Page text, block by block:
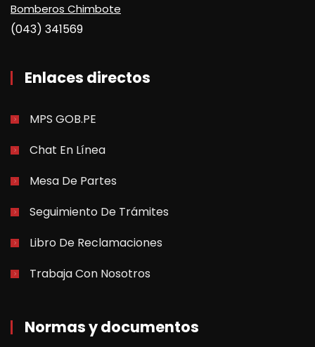
Bomberos Chimbote
(043) 341569
Enlaces directos
MPS GOB.PE
Chat En Línea
Mesa De Partes
Seguimiento De Trámites
Libro De Reclamaciones
Trabaja Con Nosotros
Normas y documentos